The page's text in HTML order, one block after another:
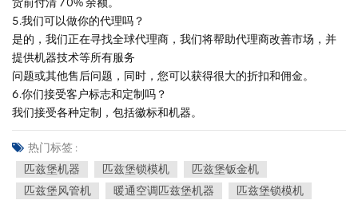
5.我们可以做你的代理吗？
是的，我们正在寻找全球代理商，我们将帮助代理商改善市场，并
提供机器技术等所有服务
问题或其他售后问题，同时，您可以获得很大的折扣和佣金。
6.你们接受客户标志和定制吗？
我们接受各种定制，包括徽标和机器。
热门标签 :
匹兹堡机器
匹兹堡锁模机
匹兹堡钣金机
匹兹堡风管机
暖通空调匹兹堡机器 匹兹堡锁模机